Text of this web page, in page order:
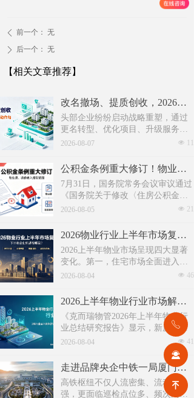
ꄴ 前一个： 无
ꄲ 后一个： 无
【相关文章推荐】
改名撤场、提质创收，2026上半年物企八大动作勾勒行业转型方向
头部企业纷纷启动战略重塑，通过
更名转型、优化项目、升级服务、
挖掘增值收入等多重举措，主动适
也为行业下半年发展指明方向。
넶
2026-08-07
公积金条例重大修订！物业费、装修纳入提取范围，物业行业迎来新机遇
7月31日，国务院常务会议审议通过
《国务院关于修改〈住房公积金管
理条例〉的决定(草案)》，住房公积
情形由原有6种拓展至9种，新增装
修自住住房、支付自住住房物业费
两大民生场景，同时设置兜底条款
支持其他合规住房消费。这项顶层
政策调整，不仅惠及亿万缴存职
服务行业。
넶 21
2026-08-05
2026物业行业上半年市场复盘，下半年企业机遇在哪里？
2026上半年物业市场呈现四大显著
变化。第一，住宅市场全面进入存
量化周期，老旧小区连片托管成为
成本高、单独经营难以盈利，连片
整合、片区化托管成为主流模式，
政企协同搭建长效运营机制，依托
社区增值服务反哺基础物业服务，
形成可持续经营闭环。
넶 46
2026-08-04
2026上半年物业行业市场解读，了解行业当下竞争逻辑与长期增长机遇
《克而瑞物管2026年上半年物业行
业总结研究报告》显示，新房交付
规模持续收缩，存量老旧、微型小
区治理成为行业最大课题。以上海
为标杆，全国超16座城市落地团购
物业、连片治理、政企协同新模
式，破解小区体量小、收费低、运
넶 41
2026-08-04
走进品牌央企中铁一局厦门公司，探索高铁物业品质数字化全新升级路径！
高铁枢纽不仅人流密集、流动性
强，更面临巡检点位多、频次高、
녠
끤
ꂅ